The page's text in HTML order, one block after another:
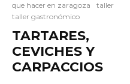
que hacer en zaragoza
taller
taller gastronómico
TARTARES,
CEVICHES Y
CARPACCIOS